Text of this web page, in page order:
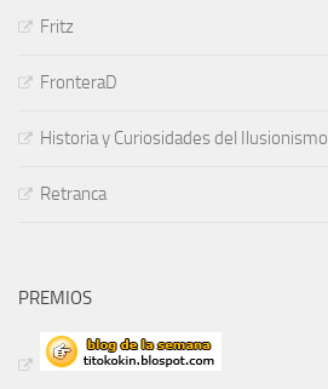
Fritz
FronteraD
Historia y Curiosidades del Ilusionismo
Retranca
PREMIOS